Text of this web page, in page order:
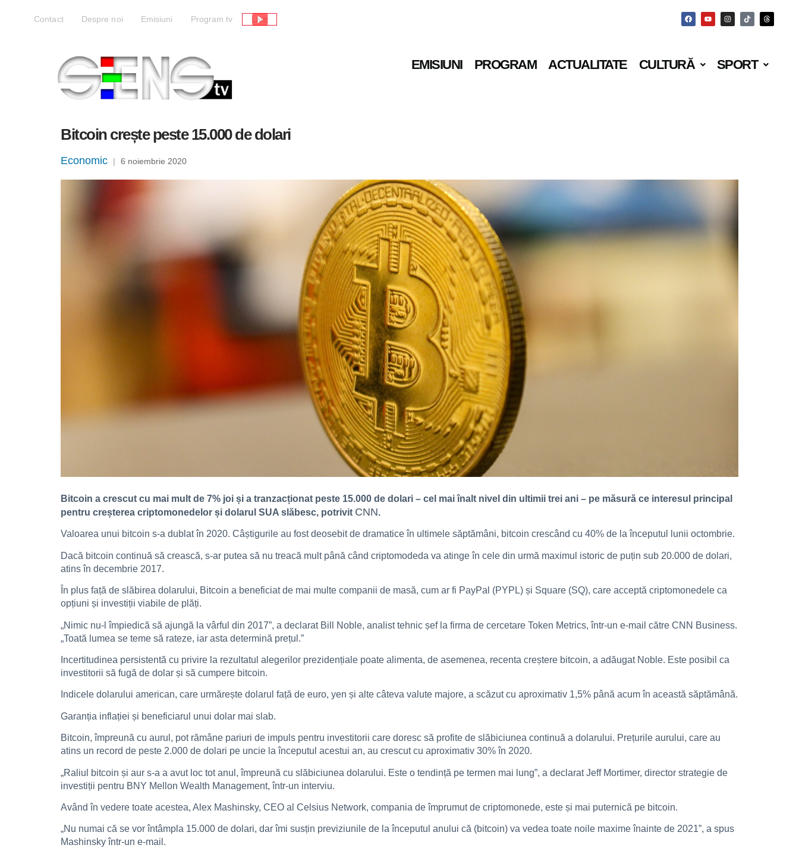
Contact Despre noi Emisiuni Program tv Live
EMISIUNI PROGRAM ACTUALITATE CULTURĂ SPORT
Bitcoin crește peste 15.000 de dolari
Economic | 6 noiembrie 2020
Bitcoin a crescut cu mai mult de 7% joi și a tranzacționat peste 15.000 de dolari – cel mai înalt nivel din ultimii trei ani – pe măsură ce interesul principal
pentru creșterea criptomonedelor și dolarul SUA slăbesc, potrivit CNN.
Valoarea unui bitcoin s-a dublat în 2020. Câștigurile au fost deosebit de dramatice în ultimele săptămâni, bitcoin crescând cu 40% de la începutul lunii octombrie.
Dacă bitcoin continuă să crească, s-ar putea să nu treacă mult până când criptomodeda va atinge în cele din urmă maximul istoric de puțin sub 20.000 de dolari,
atins în decembrie 2017.
În plus față de slăbirea dolarului, Bitcoin a beneficiat de mai multe companii de masă, cum ar fi PayPal (PYPL) și Square (SQ), care acceptă criptomonedele ca
opțiuni și investiții viabile de plăți.
„Nimic nu-l împiedică să ajungă la vârful din 2017”, a declarat Bill Noble, analist tehnic șef la firma de cercetare Token Metrics, într-un e-mail către CNN Business.
„Toată lumea se teme să rateze, iar asta determină prețul.”
Incertitudinea persistentă cu privire la rezultatul alegerilor prezidențiale poate alimenta, de asemenea, recenta creștere bitcoin, a adăugat Noble. Este posibil ca
investitorii să fugă de dolar și să cumpere bitcoin.
Indicele dolarului american, care urmărește dolarul față de euro, yen și alte câteva valute majore, a scăzut cu aproximativ 1,5% până acum în această săptămână.
Garanția inflației și beneficiarul unui dolar mai slab.
Bitcoin, împreună cu aurul, pot rămâne pariuri de impuls pentru investitorii care doresc să profite de slăbiciunea continuă a dolarului. Prețurile aurului, care au
atins un record de peste 2.000 de dolari pe uncie la începutul acestui an, au crescut cu aproximativ 30% în 2020.
„Raliul bitcoin și aur s-a a avut loc tot anul, împreună cu slăbiciunea dolarului. Este o tendință pe termen mai lung”, a declarat Jeff Mortimer, director strategie de
investiții pentru BNY Mellon Wealth Management, într-un interviu.
Având în vedere toate acestea, Alex Mashinsky, CEO al Celsius Network, compania de împrumut de criptomonede, este și mai puternică pe bitcoin.
„Nu numai că se vor întâmpla 15.000 de dolari, dar îmi susțin previziunile de la începutul anului că (bitcoin) va vedea toate noile maxime înainte de 2021”, a spus
Mashinsky într-un e-mail.